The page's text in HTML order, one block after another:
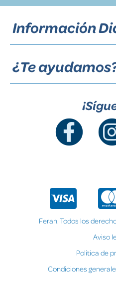
Información
¿Te
Feran. Todos los
Aviso
Política de
Condiciones